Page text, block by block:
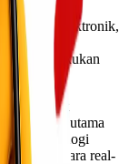
sesuai
barang elektronik,
dapat dilakukan
paket
prioritas utama
teknologi
Lio secara real-